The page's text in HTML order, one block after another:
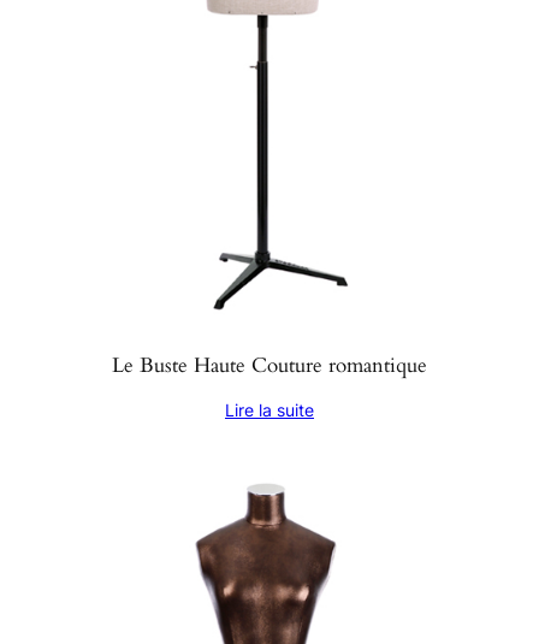
Le Buste Haute Couture romantique
Lire la suite